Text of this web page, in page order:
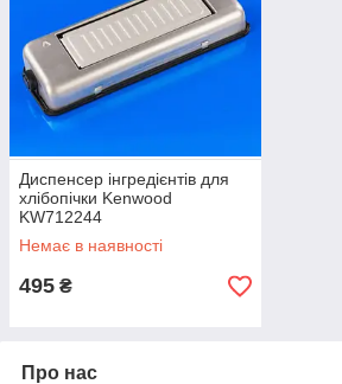
Диспенсер інгредієнтів для
хлібопічки Kenwood
KW712244
Немає в наявності
495 ₴
Про нас